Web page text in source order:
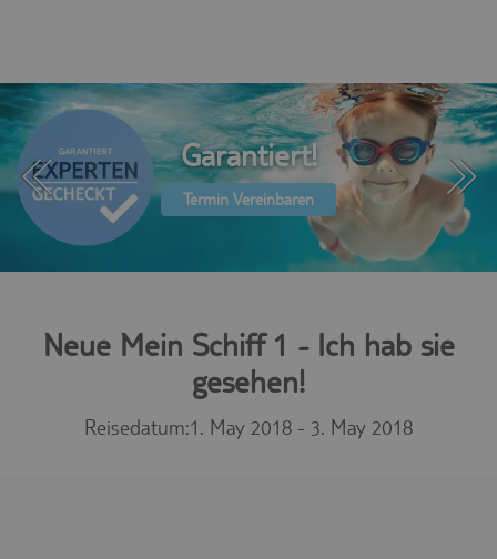
Garantiert!
Termin Vereinbaren
Neue Mein Schiff 1 - Ich hab sie
gesehen!
Reisedatum:1. May 2018 - 3. May 2018